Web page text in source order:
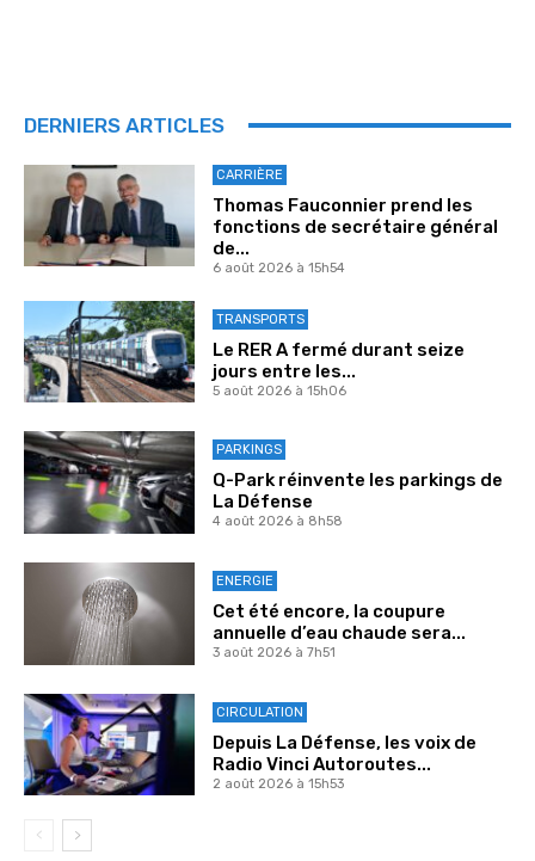
DERNIERS ARTICLES
CARRIÈRE
Thomas Fauconnier prend les
fonctions de secrétaire général
de...
6 août 2026 à 15h54
TRANSPORTS
Le RER A fermé durant seize
jours entre les...
5 août 2026 à 15h06
PARKINGS
Q-Park réinvente les parkings de
La Défense
4 août 2026 à 8h58
ENERGIE
Cet été encore, la coupure
annuelle d’eau chaude sera...
3 août 2026 à 7h51
CIRCULATION
Depuis La Défense, les voix de
Radio Vinci Autoroutes...
2 août 2026 à 15h53